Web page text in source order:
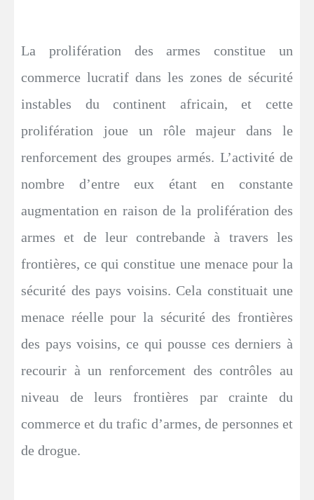
La prolifération des armes constitue un
commerce lucratif dans les zones de sécurité
instables du continent africain, et cette
prolifération joue un rôle majeur dans le
renforcement des groupes armés. L’activité de
nombre d’entre eux étant en constante
augmentation en raison de la prolifération des
armes et de leur contrebande à travers les
frontières, ce qui constitue une menace pour la
sécurité des pays voisins. Cela constituait une
menace réelle pour la sécurité des frontières
des pays voisins, ce qui pousse ces derniers à
recourir à un renforcement des contrôles au
niveau de leurs frontières par crainte du
commerce et du trafic d’armes, de personnes et
de drogue.